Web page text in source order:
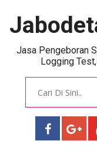
Jasa Pengeboran
Logging